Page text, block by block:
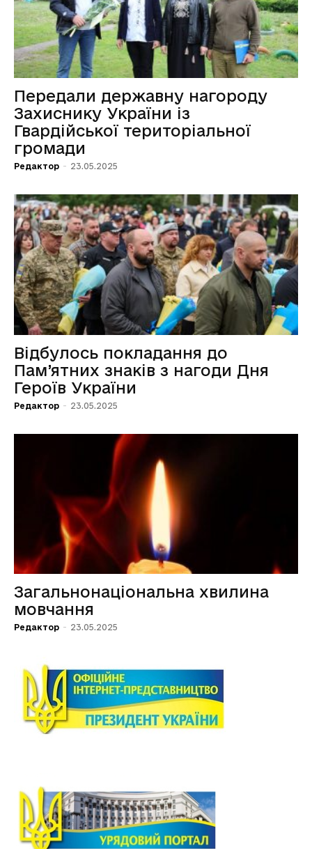
Передали державну нагороду
Захиснику України із
Гвардійської територіальної
громади
Редактор - 23.05.2025
Відбулось покладання до
Пам’ятних знаків з нагоди Дня
Героїв України
Редактор - 23.05.2025
Загальнонаціональна хвилина
мовчання
Редактор - 23.05.2025